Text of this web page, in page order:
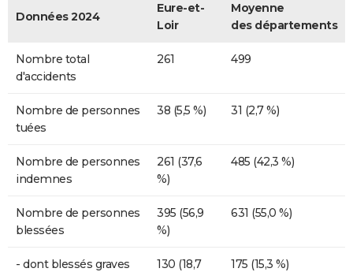
Données 2024
Eure-et-
Loir
Moyenne
des départements
Nombre total
d'accidents
261 499
Nombre de personnes
tuées
38 (5,5 %) 31 (2,7 %)
Nombre de personnes
indemnes
261 (37,6
%)
485 (42,3 %)
Nombre de personnes
blessées
395 (56,9
%)
631 (55,0 %)
- dont blessés graves 130 (18,7 175 (15,3 %)